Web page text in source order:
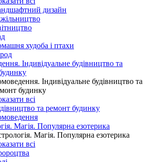
дизайн
худоба і птахи
Індивідуальне будівництво та
Індивідуальне будівництво та
будинку
всі
та ремонт будинку
Магія. Популярна езотерика
Магія. Популярна езотерика
всі